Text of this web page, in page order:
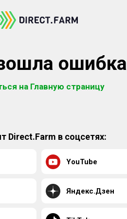
ошибка
на Главную страницу
Direct.Farm в соцсетях:
YouTube
Яндекс.Дзен